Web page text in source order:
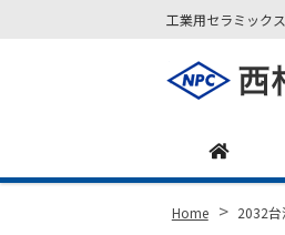
工業用セラミック
Home > 2032